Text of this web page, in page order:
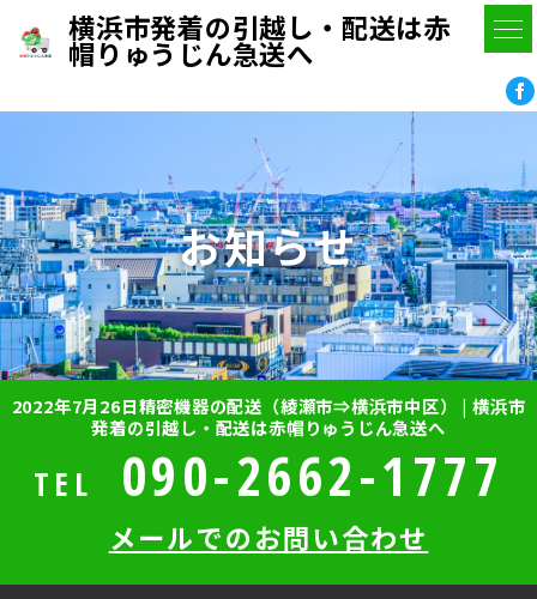
横浜市発着の引越し・配送は赤
帽りゅうじん急送へ
お知らせ
2022年7月26日精密機器の配送（綾瀬市⇒横浜市中区） | 横浜市
発着の引越し・配送は赤帽りゅうじん急送へ
TEL 090-2662-1777
メールでのお問い合わせ